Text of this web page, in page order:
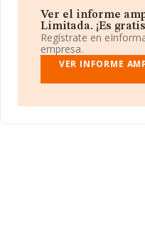
Con los datos a
sector, a nivel nacional la
que el promedio de la
cuanto a la información
INFORMA aparecen
aportar ulterior
media son 2; la
Ver el informe
Limitada. ¡Es
Regístrate en
empresa.
VER INFORME